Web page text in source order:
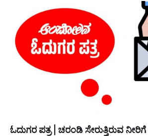
ಓದುಗರ ಪತ್ರ | ಚರಂಡಿ ಸೇರುತ್ತಿರುವ ನೀರಿಗೆ